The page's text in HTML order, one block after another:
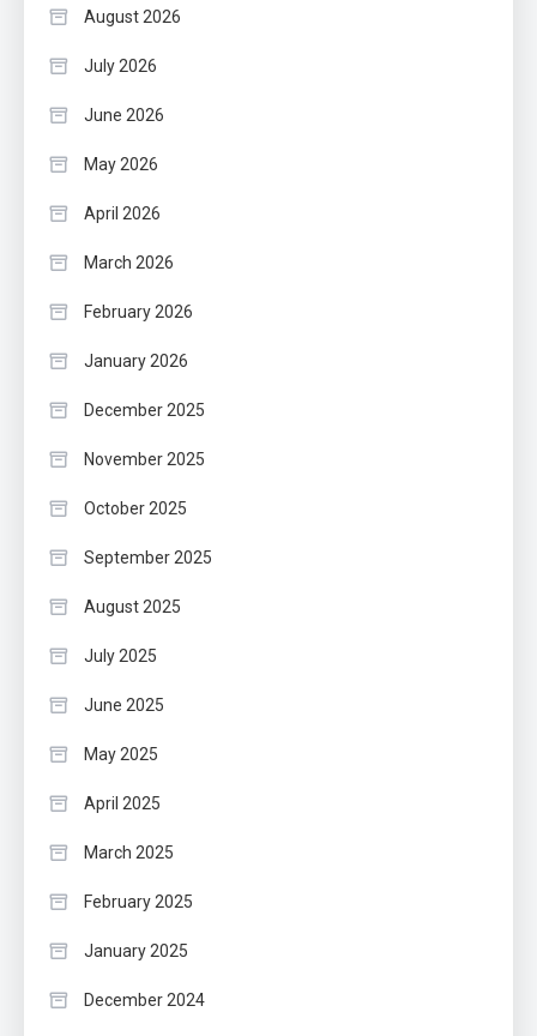
August 2026
July 2026
June 2026
May 2026
April 2026
March 2026
February 2026
January 2026
December 2025
November 2025
October 2025
September 2025
August 2025
July 2025
June 2025
May 2025
April 2025
March 2025
February 2025
January 2025
December 2024